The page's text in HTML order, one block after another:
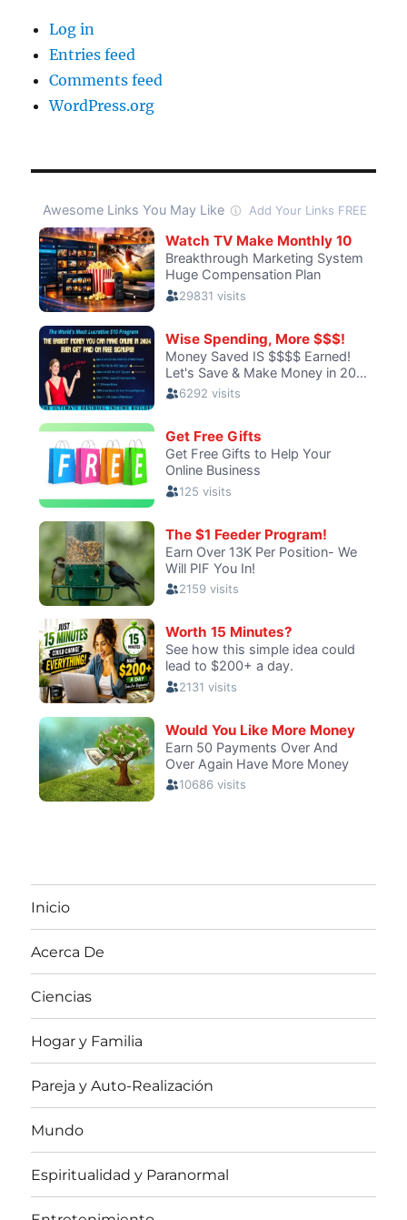
Log in
Entries feed
Comments feed
WordPress.org
Inicio
Acerca De
Ciencias
Hogar y Familia
Pareja y Auto-Realización
Mundo
Espiritualidad y Paranormal